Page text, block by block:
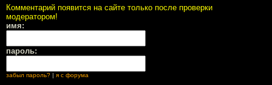
Комментарий появится на сайте только после проверки
модератором!
имя:
пароль:
забыл пароль? я с форума